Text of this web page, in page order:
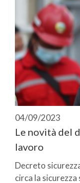
04/09/2023
Le novità del
lavoro
Decreto
circa la